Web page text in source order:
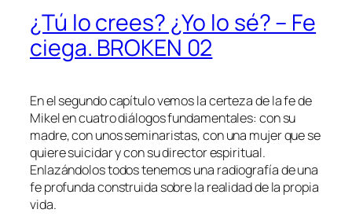
¿Tú lo crees? ¿Yo lo sé? – Fe
ciega. BROKEN 02
En el segundo capítulo vemos la certeza de la fe de
Mikel en cuatro diálogos fundamentales: con su
madre, con unos seminaristas, con una mujer que se
quiere suicidar y con su director espiritual.
Enlazándolos todos tenemos una radiografía de una
fe profunda construida sobre la realidad de la propia
vida.